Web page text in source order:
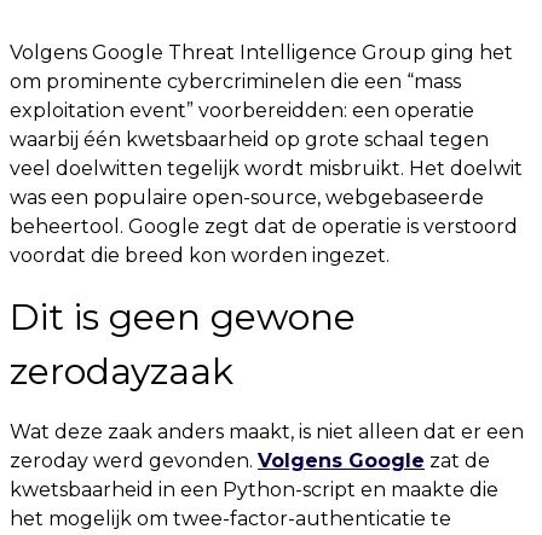
Volgens Google Threat Intelligence Group ging het
om prominente cybercriminelen die een “mass
exploitation event” voorbereidden: een operatie
waarbij één kwetsbaarheid op grote schaal tegen
veel doelwitten tegelijk wordt misbruikt. Het doelwit
was een populaire open-source, webgebaseerde
beheertool. Google zegt dat de operatie is verstoord
voordat die breed kon worden ingezet.
Dit is geen gewone
zerodayzaak
Wat deze zaak anders maakt, is niet alleen dat er een
zeroday werd gevonden. Volgens Google zat de
kwetsbaarheid in een Python-script en maakte die
het mogelijk om twee-factor-authenticatie te